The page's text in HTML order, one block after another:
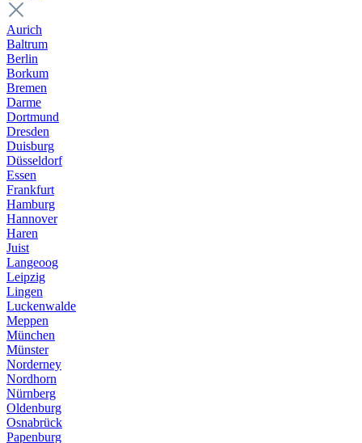
Aurich
Baltrum
Berlin
Borkum
Bremen
Darme
Dortmund
Dresden
Duisburg
Düsseldorf
Essen
Frankfurt
Hamburg
Hannover
Haren
Juist
Langeoog
Leipzig
Lingen
Luckenwalde
Meppen
München
Münster
Norderney
Nordhorn
Nürnberg
Oldenburg
Osnabrück
Papenburg